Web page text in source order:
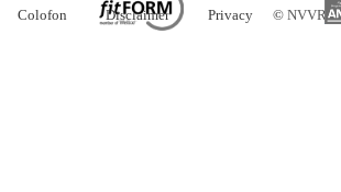
© NVVR
Colofon Disclaimer Privacy